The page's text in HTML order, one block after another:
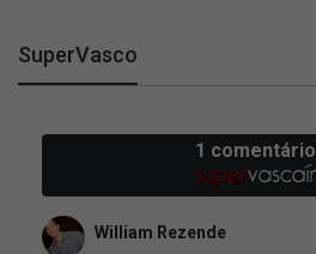
SuperVasco